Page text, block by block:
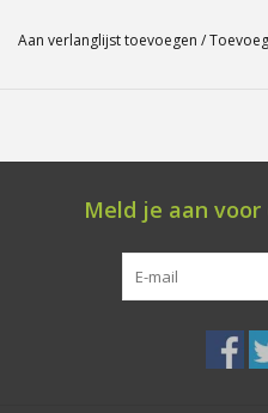
Aan de achterzijde zijn 2 of 3
Er worden standaard nylon
ontstaat dan een blinde
muur kunnen worden
Aan verlanglijst toevoegen /
Meld je aan